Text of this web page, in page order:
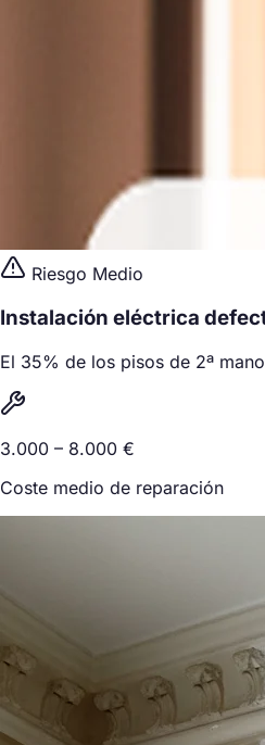
Riesgo Medio
Instalación eléctrica
El 35% de los pisos de 2ª
3.000 – 8.000 €
Coste medio de reparación